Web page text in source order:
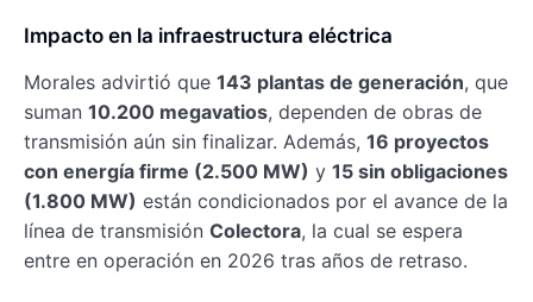
Impacto en la infraestructura eléctrica
Morales advirtió que 143 plantas de generación, que
suman 10.200 megavatios, dependen de obras de
transmisión aún sin finalizar. Además, 16 proyectos
con energía firme (2.500 MW) y 15 sin obligaciones
(1.800 MW) están condicionados por el avance de la
línea de transmisión Colectora, la cual se espera
entre en operación en 2026 tras años de retraso.